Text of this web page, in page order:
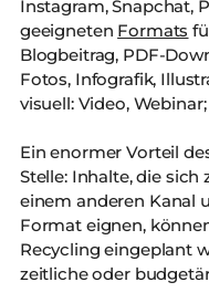
Instagram, Snapchat,
geeigneten Formats
Blogbeitrag, PDF-
Fotos, Infografik,
visuell: Video,
Ein enormer Vorteil
Stelle: Inhalte, die
einem anderen Kanal
Format eignen,
Recycling eingeplant
zeitliche oder